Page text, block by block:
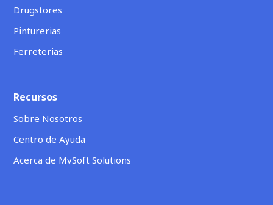
Drugstores
Pinturerias
Ferreterias
Recursos
Sobre Nosotros
Centro de Ayuda
Acerca de MvSoft Solutions